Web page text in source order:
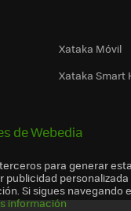
Xataka Móvil
Xataka Smart
de Webedia
para generar
publicidad personalizada
Si sigues navegando
información